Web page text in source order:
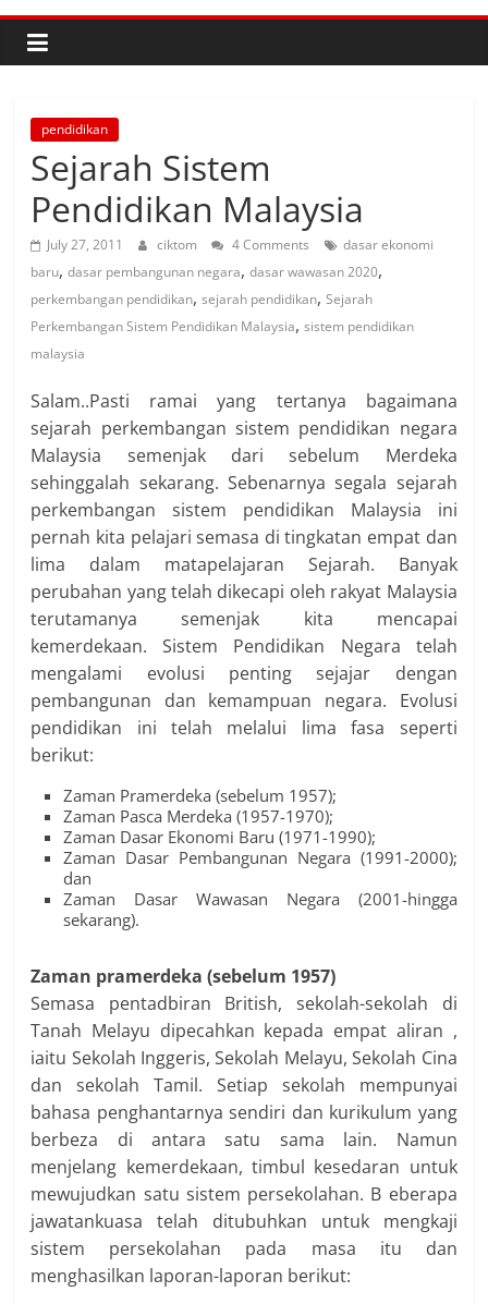
pendidikan
Sejarah Sistem
Pendidikan Malaysia
July 27, 2011 ciktom 4 Comments
dasar ekonomi
baru,dasar pembangunan negara,dasar wawasan 2020,
perkembangan pendidikan,sejarah pendidikan,Sejarah
Perkembangan Sistem Pendidikan Malaysia,sistem pendidikan
malaysia
Salam..Pasti ramai yang tertanya bagaimana
sejarah perkembangan sistem pendidikan negara
Malaysia semenjak dari sebelum Merdeka
sehinggalah sekarang. Sebenarnya segala sejarah
perkembangan sistem pendidikan Malaysia ini
pernah kita pelajari semasa di tingkatan empat dan
lima dalam matapelajaran Sejarah. Banyak
perubahan yang telah dikecapi oleh rakyat Malaysia
terutamanya semenjak kita mencapai
kemerdekaan. Sistem Pendidikan Negara telah
mengalami evolusi penting sejajar dengan
pembangunan dan kemampuan negara. Evolusi
pendidikan ini telah melalui lima fasa seperti
berikut:
Zaman Pramerdeka (sebelum 1957);
Zaman Pasca Merdeka (1957-1970);
Zaman Dasar Ekonomi Baru (1971-1990);
Zaman Dasar Pembangunan Negara (1991-2000);
dan
Zaman Dasar Wawasan Negara (2001-hingga
sekarang).
Zaman pramerdeka (sebelum 1957)
Semasa pentadbiran British, sekolah-sekolah di
Tanah Melayu dipecahkan kepada empat aliran ,
iaitu Sekolah Inggeris, Sekolah Melayu, Sekolah Cina
dan sekolah Tamil. Setiap sekolah mempunyai
bahasa penghantarnya sendiri dan kurikulum yang
berbeza di antara satu sama lain. Namun
menjelang kemerdekaan, timbul kesedaran untuk
mewujudkan satu sistem persekolahan. B eberapa
jawatankuasa telah ditubuhkan untuk mengkaji
sistem persekolahan pada masa itu dan
menghasilkan laporan-laporan berikut: